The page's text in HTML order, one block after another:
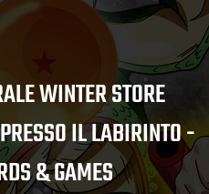
WINTER STORE
IL LABIRINTO -
& GAMES